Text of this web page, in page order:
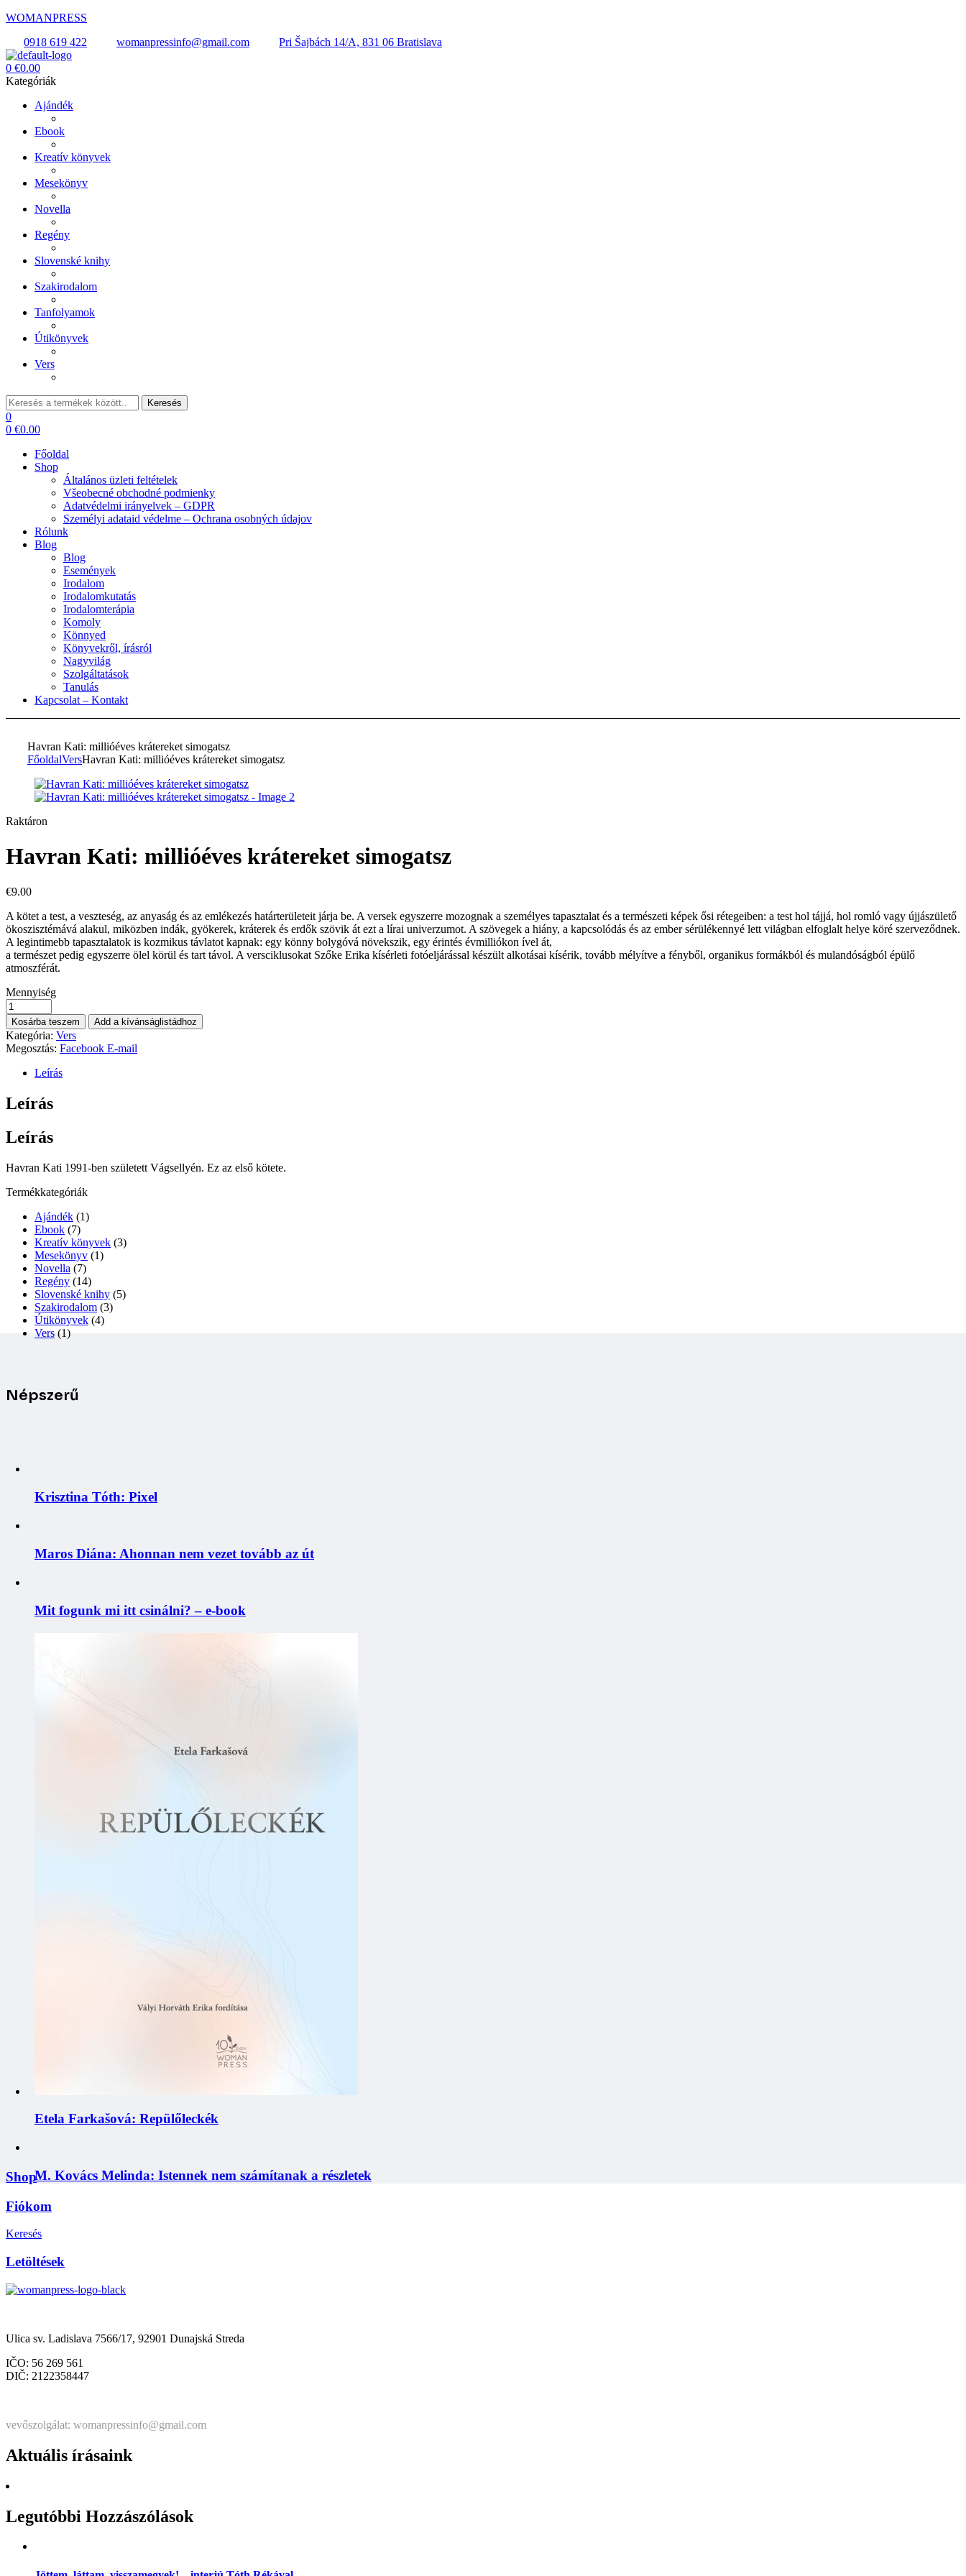
WOMANPRESS
0918 619 422
womanpressinfo@gmail.com
Pri Šajbách 14/A, 831 06 Bratislava
Menü
0 €0.00
Kategóriák
Ajándék
Ebook
Kreatív könyvek
Mesekönyv
Novella
Regény
Slovenské knihy
Szakirodalom
Tanfolyamok
Útikönyvek
Vers
Keresés: Keresés
0
0 €0.00
Főoldal
Shop
Általános üzleti feltételek
Všeobecné obchodné podmienky
Adatvédelmi irányelvek – GDPR
Személyi adataid védelme – Ochrana osobných údajov
Rólunk
Blog
Blog
Események
Irodalom
Irodalomkutatás
Irodalomterápia
Komoly
Könnyed
Könyvekről, írásról
Nagyvilág
Szolgáltatások
Tanulás
Kapcsolat – Kontakt
Havran Kati: millióéves krátereket simogatsz
FőoldalVersHavran Kati: millióéves krátereket simogatsz
Elérhetőség:
Raktáron
Havran Kati: millióéves krátereket simogatsz
€9.00
A kötet a test, a veszteség, az anyaság és az emlékezés határterületeit járja be. A versek egyszerre mozognak a személyes tapasztalat és a természeti képek ősi rétegeiben: a test hol tájjá, hol romló vagy újjászülető
ökoszisztémává alakul, miközben indák, gyökerek, kráterek és erdők szövik át ezt a lírai univerzumot. A szövegek a hiány, a kapcsolódás és az ember sérülékennyé lett világban elfoglalt helye köré szerveződnek.
A legintimebb tapasztalatok is kozmikus távlatot kapnak: egy könny bolygóvá növekszik, egy érintés évmilliókon ível át,
a természet pedig egyszerre ölel körül és tart távol. A versciklusokat Szőke Erika kísérleti fotóeljárással készült alkotásai kísérik, tovább mélyítve a fényből, organikus formákból és mulandóságból épülő
atmoszférát.
Mennyiség
Kosárba teszem Add a kívánságlistádhoz
Kategória: Vers
Megosztás: Facebook E-mail
Leírás
Leírás
Leírás
Havran Kati 1991-ben született Vágsellyén. Ez az első kötete.
Termékkategóriák
Ajándék (1)
Ebook (7)
Kreatív könyvek (3)
Mesekönyv (1)
Novella (7)
Regény (14)
Slovenské knihy (5)
Szakirodalom (3)
Útikönyvek (4)
Vers (1)
Népszerű
Krisztina Tóth: Pixel
Maros Diána: Ahonnan nem vezet tovább az út
Mit fogunk mi itt csinálni? – e-book
Etela Farkašová: Repülőleckék
M. Kovács Melinda: Istennek nem számítanak a részletek
Shop
Fiókom
Keresés
Letöltések
Ulica sv. Ladislava 7566/17, 92901 Dunajská Streda
IČO: 56 269 561
DIČ: 2122358447
vevőszolgálat: womanpressinfo@gmail.com
Aktuális írásaink
Legutóbbi Hozzászólások